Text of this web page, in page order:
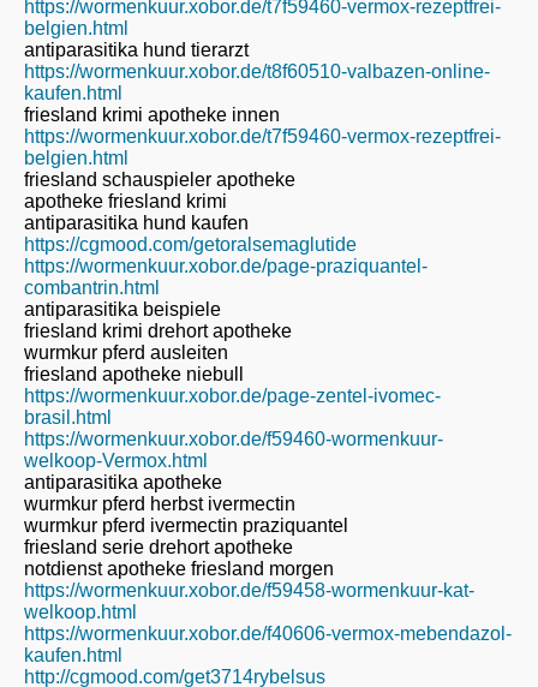
https://wormenkuur.xobor.de/t7f59460-vermox-rezeptfrei-
belgien.html
antiparasitika hund tierarzt
https://wormenkuur.xobor.de/t8f60510-valbazen-online-
kaufen.html
friesland krimi apotheke innen
https://wormenkuur.xobor.de/t7f59460-vermox-rezeptfrei-
belgien.html
friesland schauspieler apotheke
apotheke friesland krimi
antiparasitika hund kaufen
https://cgmood.com/getoralsemaglutide
https://wormenkuur.xobor.de/page-praziquantel-
combantrin.html
antiparasitika beispiele
friesland krimi drehort apotheke
wurmkur pferd ausleiten
friesland apotheke niebull
https://wormenkuur.xobor.de/page-zentel-ivomec-
brasil.html
https://wormenkuur.xobor.de/f59460-wormenkuur-
welkoop-Vermox.html
antiparasitika apotheke
wurmkur pferd herbst ivermectin
wurmkur pferd ivermectin praziquantel
friesland serie drehort apotheke
notdienst apotheke friesland morgen
https://wormenkuur.xobor.de/f59458-wormenkuur-kat-
welkoop.html
https://wormenkuur.xobor.de/f40606-vermox-mebendazol-
kaufen.html
http://cgmood.com/get3714rybelsus